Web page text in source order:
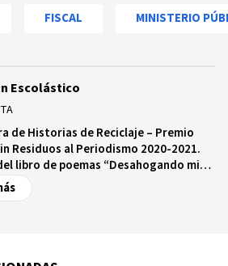
FISCAL MINISTERIO
Escolástico
de Historias de Reciclaje – Premio
Residuos al Periodismo 2020-2021.
libro de poemas “Desahogando mis
Periodista, Fotoperiodista,
de Eventos, Abogada y Docente